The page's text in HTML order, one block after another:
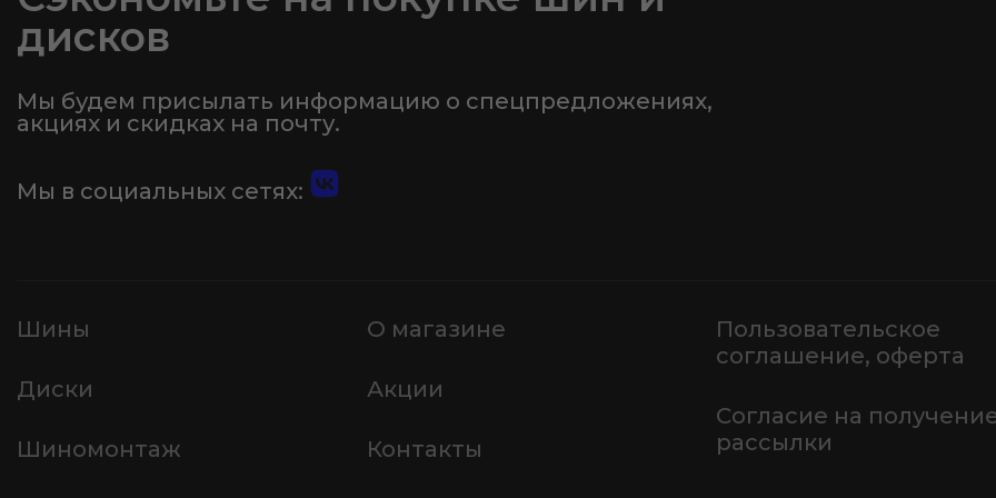
дисков
Мы будем присылать информацию о спецпредложениях,
акциях и скидках на почту.
Мы в социальных сетях:
Шины
Диски
Шиномонтаж
О магазине
Акции
Контакты
Пользовательское
соглашение, оферта
Согласие на
рассылки